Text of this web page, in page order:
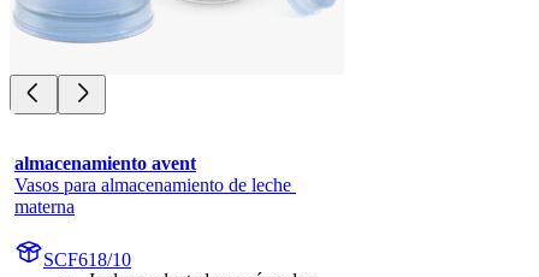
almacenamiento avent
Vasos para almacenamiento de leche
materna
SCF618/10